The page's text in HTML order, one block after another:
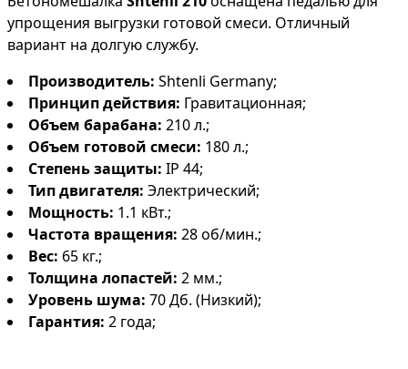
упрощения выгрузки готовой смеси. Отличный
вариант на долгую службу.
Производитель: Shtenli Germany;
Принцип действия: Гравитационная;
Объем барабана: 210 л.;
Объем готовой смеси: 180 л.;
Степень защиты: IP 44;
Тип двигателя: Электрический;
Мощность: 1.1 кВт.;
Частота вращения: 28 об/мин.;
Вес: 65 кг.;
Толщина лопастей: 2 мм.;
Уровень шума: 70 Дб. (Низкий);
Гарантия: 2 года;